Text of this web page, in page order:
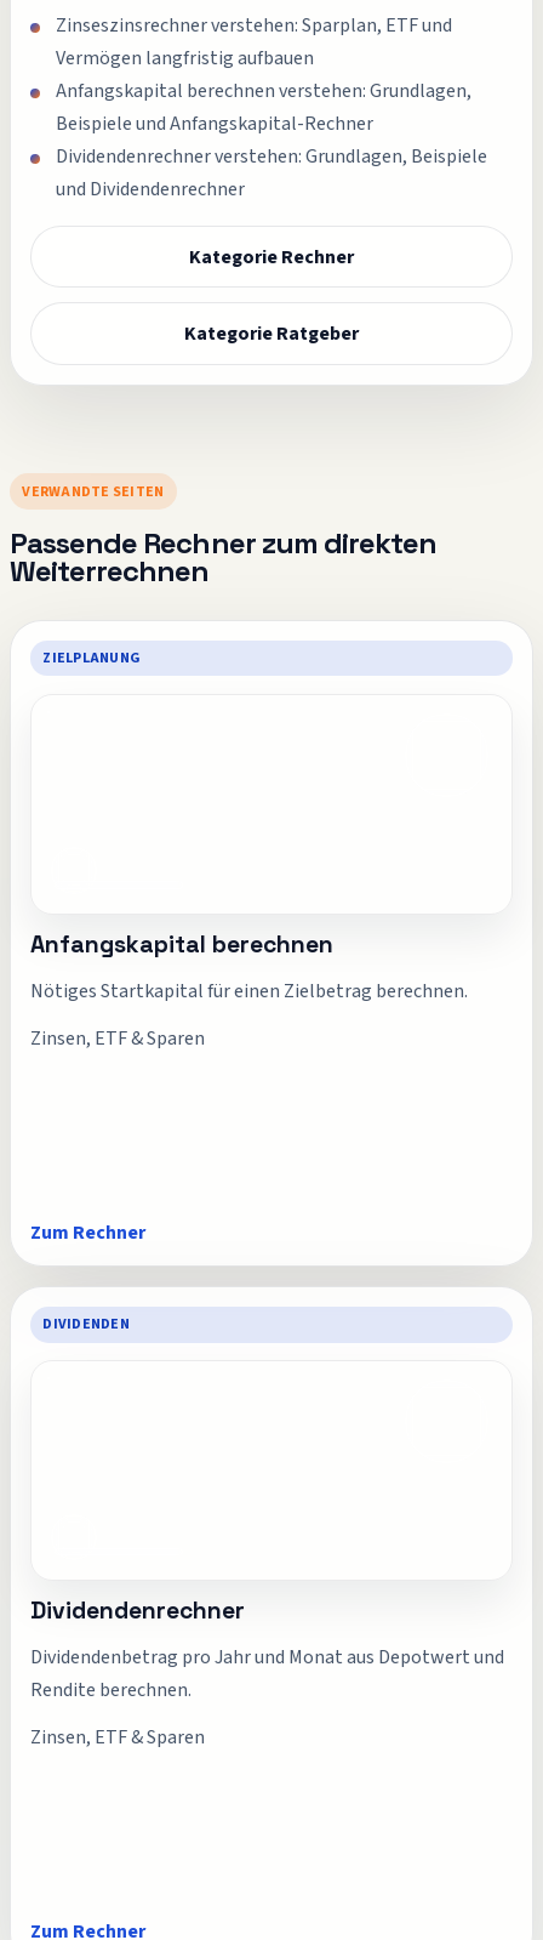
Zinseszinsrechner verstehen: Sparplan, ETF und
Vermögen langfristig aufbauen
Anfangskapital berechnen verstehen: Grundlagen,
Beispiele und Anfangskapital-Rechner
Dividendenrechner verstehen: Grundlagen, Beispiele
und Dividendenrechner
Kategorie Rechner
Kategorie Ratgeber
VERWANDTE SEITEN
Passende Rechner zum direkten
Weiterrechnen
ZIELPLANUNG
Anfangskapital berechnen
Nötiges Startkapital für einen Zielbetrag berechnen.
Zinsen, ETF & Sparen
Zum Rechner
DIVIDENDEN
Dividendenrechner
Dividendenbetrag pro Jahr und Monat aus Depotwert und
Rendite berechnen.
Zinsen, ETF & Sparen
Zum Rechner